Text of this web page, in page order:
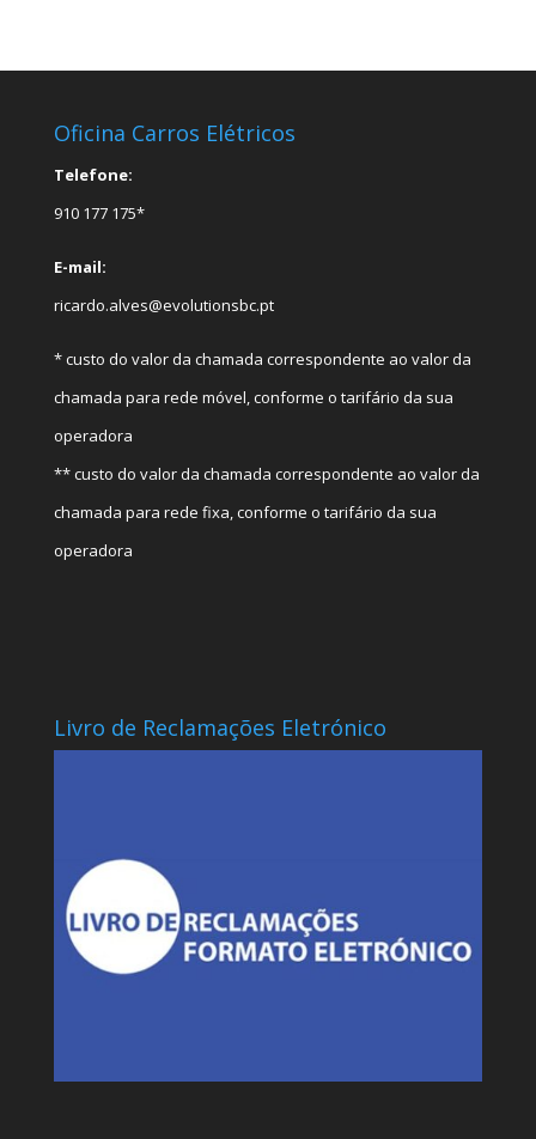
Oficina Carros Elétricos
Telefone:
910 177 175*
E-mail:
ricardo.alves@evolutionsbc.pt
* custo do valor da chamada correspondente ao valor da
chamada para rede móvel, conforme o tarifário da sua
operadora
** custo do valor da chamada correspondente ao valor da
chamada para rede fixa, conforme o tarifário da sua
operadora
Livro de Reclamações Eletrónico